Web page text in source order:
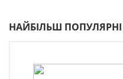
НАЙБІЛЬШ ПОПУЛЯРНІ